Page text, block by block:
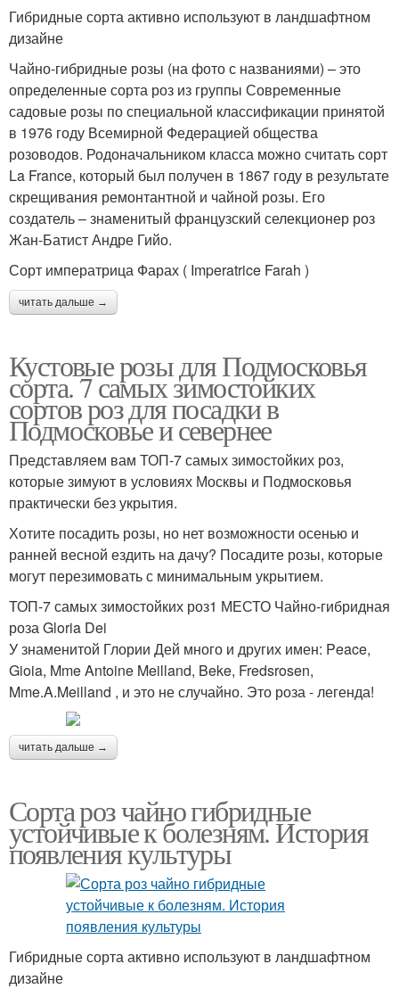
Гибридные сорта активно используют в ландшафтном
дизайне
Чайно-гибридные розы (на фото с названиями) – это
определенные сорта роз из группы Современные
садовые розы по специальной классификации принятой
в 1976 году Всемирной Федерацией общества
розоводов. Родоначальником класса можно считать сорт
La France, который был получен в 1867 году в результате
скрещивания ремонтантной и чайной розы. Его
создатель – знаменитый французский селекционер роз
Жан-Батист Андре Гийо.
Сорт императрица Фарах ( Imperatrice Farah )
читать дальше →
Кустовые розы для Подмосковья
сорта. 7 самых зимостойких
сортов роз для посадки в
Подмосковье и севернее
Представляем вам ТОП-7 самых зимостойких роз,
которые зимуют в условиях Москвы и Подмосковья
практически без укрытия.
Хотите посадить розы, но нет возможности осенью и
ранней весной ездить на дачу? Посадите розы, которые
могут перезимовать с минимальным укрытием.
ТОП-7 самых зимостойких роз1 МЕСТО Чайно-гибридная
роза Gloria Dei
У знаменитой Глории Дей много и других имен: Peace,
Gioia, Mme Antoine Meilland, Beke, Fredsrosen,
Mme.A.Meilland , и это не случайно. Это роза - легенда!
читать дальше →
Сорта роз чайно гибридные
устойчивые к болезням. История
появления культуры
Гибридные сорта активно используют в ландшафтном
дизайне